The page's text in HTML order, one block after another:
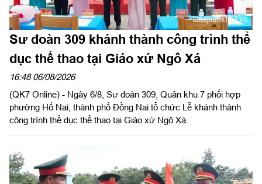
Sư đoàn 309 khánh thành công trình thể
dục thể thao tại Giáo xứ Ngô Xá
16:48 06/08/2026
(QK7 Online) - Ngày 6/8, Sư đoàn 309, Quân khu 7 phối hợp
phường Hố Nai, thành phố Đồng Nai tổ chức Lễ khánh thành
công trình thể dục thể thao tại Giáo xứ Ngô Xá.